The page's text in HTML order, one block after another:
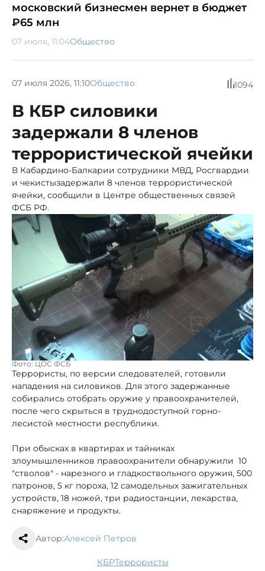
московский бизнесмен вернет в бюджет
₽65 млн
07 июля, 11:04Общество
07 июля 2026, 11:10Общество 1094
В КБР силовики
задержали 8 членов
террористической ячейки
В Кабардино-Балкарии сотрудники МВД, Росгвардии
и чекистызадержали 8 членов террористической
ячейки, сообщили в Центре общественных связей
ФСБ РФ.
Фото: ЦОС ФСБ
Террористы, по версии следователей, готовили
нападения на силовиков. Для этого задержанные
собирались отобрать оружие у правоохранителей,
после чего скрыться в труднодоступной горно-
лесистой местности республики.
При обысках в квартирах и тайниках
злоумышленников правоохранители обнаружили 10
"стволов" - нарезного и гладкоствольного оружия, 500
патронов, 5 кг пороха, 12 самодельных зажигательных
устройств, 18 ножей, три радиостанции, лекарства,
снаряжение и продукты.
Автор:Алексей Петров
КБР террористы